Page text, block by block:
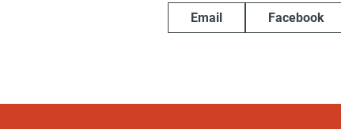
Email Facebook